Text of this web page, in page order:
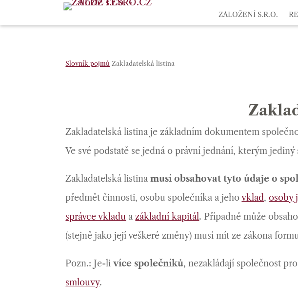
ZALOŽENÍ S.R.O.
Slovník pojmů Zakladatelská listina
Zakladatelská listina je základním dokumentem
Ve své podstatě se jedná o právní jednání, kterým
Zakladatelská listinamusí obsahovat tyto údaje o
předmět činnosti, osobu společníka a jehovklad,osoby
správce vkladu azákladní kapitál. Případně může
(stejně jako její veškeré změny) musí mít ze zákona
Pozn.: Je-livíce společníků, nezakládají společnost
smlouvy.